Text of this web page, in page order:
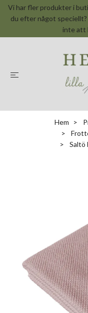
Vi har fler produkter i
du efter något
inte att
Hem
Saltö